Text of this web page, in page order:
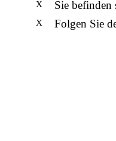
X Sie befinden
X Folgen Sie